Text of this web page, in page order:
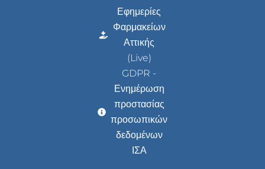
Εφημερίες
Φαρμακείων
Αττικής
(Live)
GDPR -
Ενημέρωση
προστασίας
προσωπικών
δεδομένων
ΙΣΑ